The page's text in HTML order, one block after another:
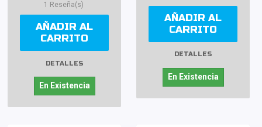
1 Reseña(s)
AÑADIR AL
CARRITO
DETALLES
En Existencia
AÑADIR AL
CARRITO
DETALLES
En Existencia